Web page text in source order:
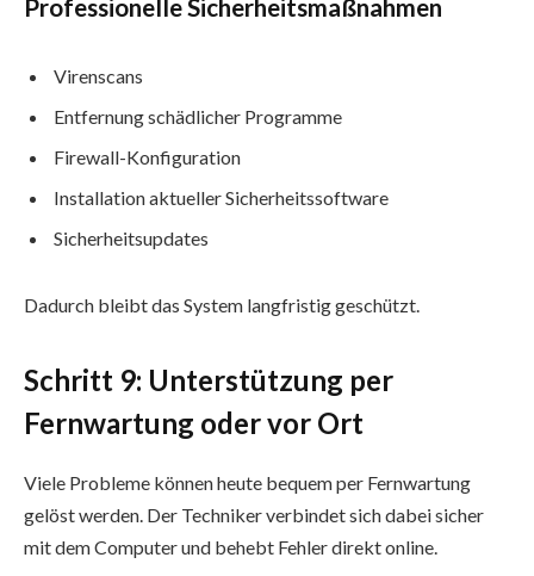
Professionelle Sicherheitsmaßnahmen
Virenscans
Entfernung schädlicher Programme
Firewall-Konfiguration
Installation aktueller Sicherheitssoftware
Sicherheitsupdates
Dadurch bleibt das System langfristig geschützt.
Schritt 9: Unterstützung per
Fernwartung oder vor Ort
Viele Probleme können heute bequem per Fernwartung
gelöst werden. Der Techniker verbindet sich dabei sicher
mit dem Computer und behebt Fehler direkt online.